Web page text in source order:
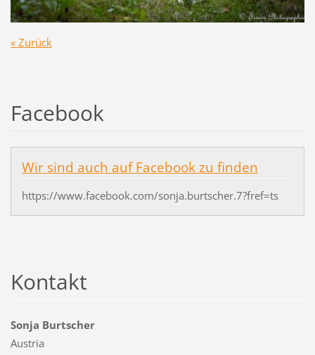
« Zurück
Facebook
Wir sind auch auf Facebook zu finden
https://www.facebook.com/sonja.burtscher.7?fref=ts
Kontakt
Sonja Burtscher
Austria